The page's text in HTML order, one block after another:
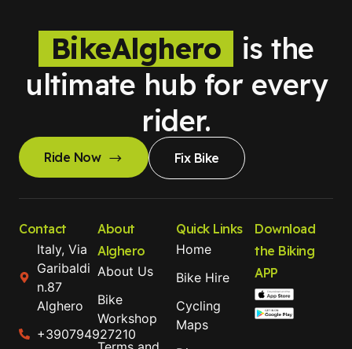
BikeAlghero
is the
ultimate hub for every
rider.
Ride Now Fix Bike
Contact
Italy, Via
Garibaldi
n.87
Alghero
+390794927210
About
Alghero
About Us
Bike
Workshop
Quick Links
Home
Bike Hire
Cycling
Maps
Download
the Biking
APP